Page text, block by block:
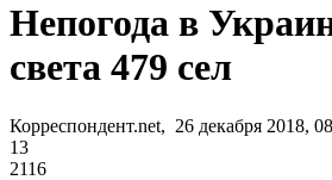
Непогода в
света 479 сел
Корреспондент.net, 26 декабря 2018,
13
2116